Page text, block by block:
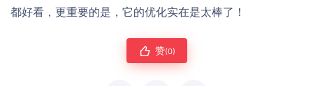
都好看，更重要的是，它的优化实在是太棒了！
赞(0)